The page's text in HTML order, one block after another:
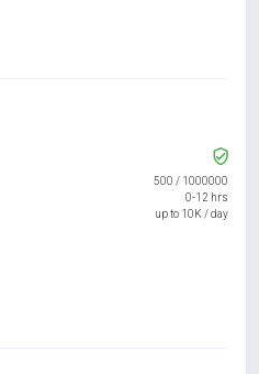
500 / 1000000
0-12 hrs
up to 10K / day